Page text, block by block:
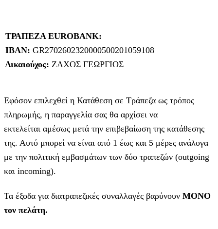
ΤΡΑΠΕΖΑ EUROBANK:
IBAN: GR2702602320000500201059108
Δικαιούχος: ΖΑΧΟΣ ΓΕΩΡΓΙΟΣ
Εφόσον επιλεχθεί η Κατάθεση σε Τράπεζα ως τρόπος
πληρωμής, η παραγγελία σας θα αρχίσει να
εκτελείται αμέσως μετά την επιβεβαίωση της κατάθεσης
της. Αυτό μπορεί να είναι από 1 έως και 5 μέρες ανάλογα
με την πολιτική εμβασμάτων των δύο τραπεζών (outgoing
και incoming).
Τα έξοδα για διατραπεζικές συναλλαγές βαρύνουν MONO
τον πελάτη.